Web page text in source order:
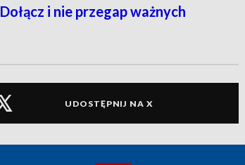
Dołącz i nie przegap ważnych
UDOSTĘPNIJ NA X